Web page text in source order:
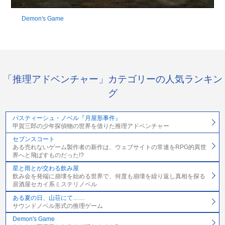
Demon's Game
「推理アドベンチャー」カテゴリーの人気ランキン
グ
パスティーシュ・ノベル『月屋形事件』
甲賀三郎の少年探偵物の世界を借りた推理アドベンチャー
セブンスコート
ある売れないゲーム製作者の新作は、ウェブサイトの常連をRPG的異世
界へと飛ばすものだった!?
星と雨とが交わる飲み屋
飲み会を発端に崩壊を始める世界で、何度も崩壊を繰り返し真相を探る
居酒屋セカイ系ミステリノベル
ある夏の日、山荘にて……
サウンドノベル形式の推理ゲーム
Demon's Game